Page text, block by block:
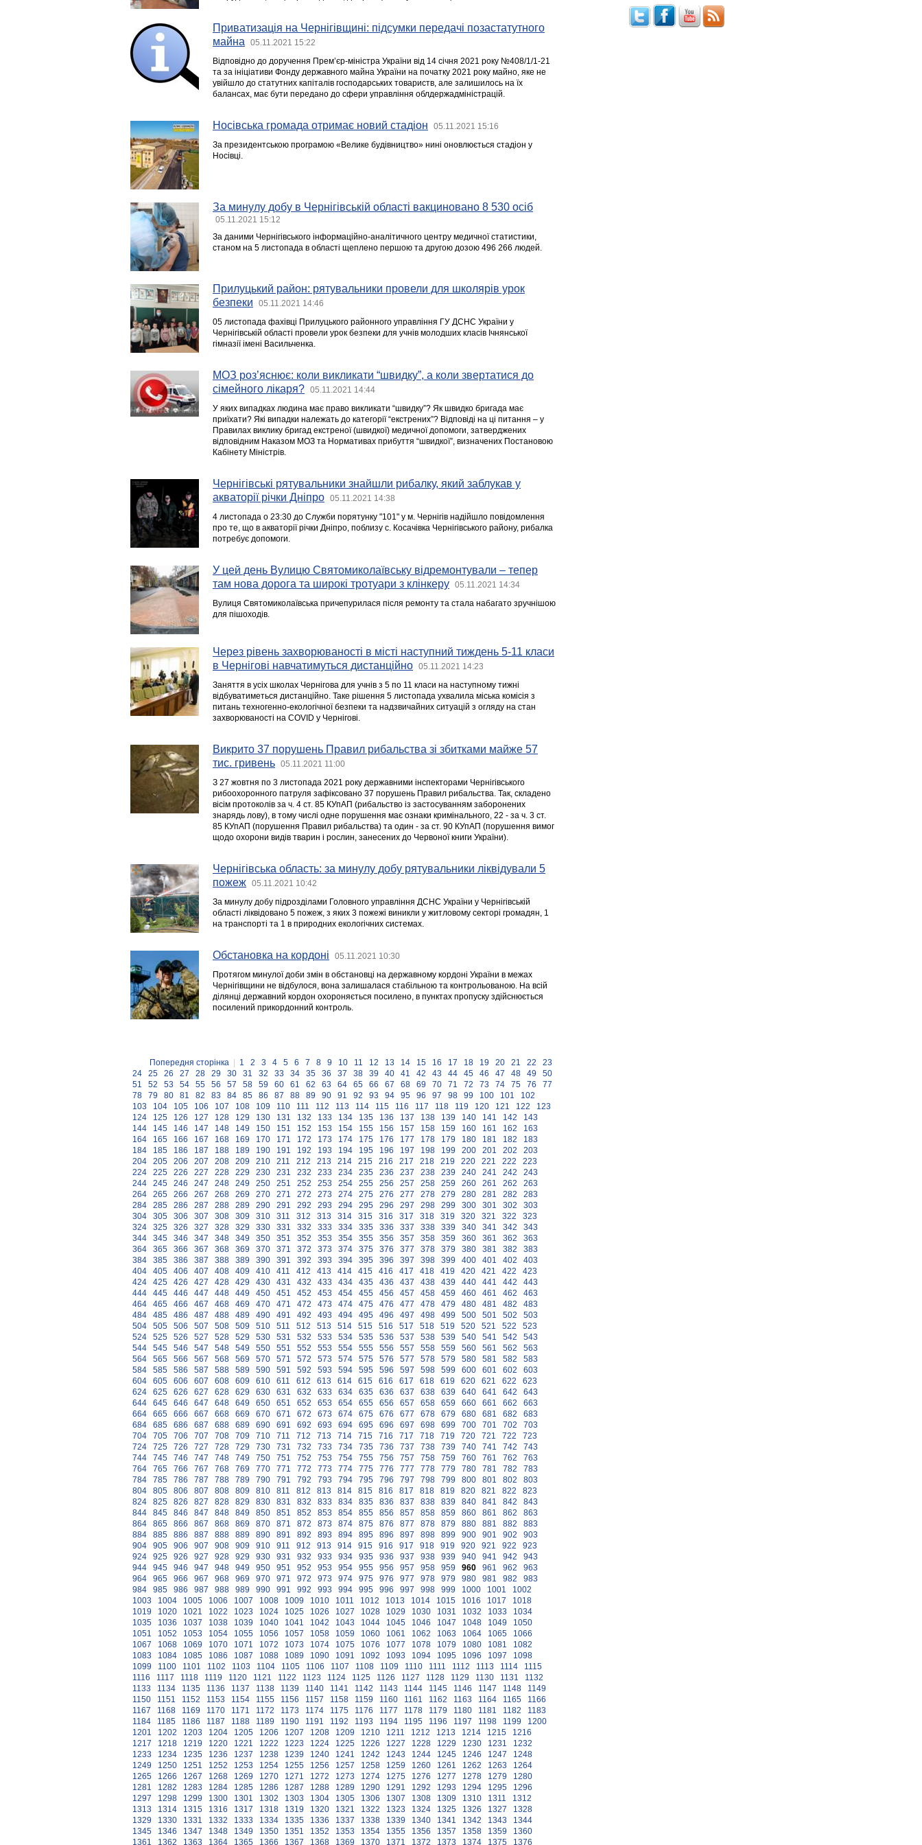
Приватизація на Чернігівщині: підсумки передачі позастатутного
майна
05.11.2021 15:22
Відповідно до доручення Прем’єр-міністра України від 14 січня 2021 року №408/1/1-21
та за ініціативи Фонду державного майна України на початку 2021 року майно, яке не
увійшло до статутних капіталів господарських товариств, але залишилось на їх
балансах, має бути передано до сфери управління облдержадміністрацій.
Носівська громада отримає новий стадіон 05.11.2021 15:16
За президентською програмою «Велике будівництво» нині оновлюється стадіон у
Носівці.
За минулу добу в Чернігівській області вакциновано 8 530 осіб
05.11.2021 15:12
За даними Чернігівського інформаційно-аналітичного центру медичної статистики,
станом на 5 листопада в області щеплено першою та другою дозою 496 266 людей.
Прилуцький район: рятувальники провели для школярів урок
безпеки
05.11.2021 14:46
05 листопада фахівці Прилуцького районного управління ГУ ДСНС України у
Чернігівській області провели урок безпеки для учнів молодших класів Ічнянської
гімназії імені Васильченка.
МОЗ роз’яснює: коли викликати “швидку”, а коли звертатися до
сімейного лікаря?
05.11.2021 14:44
У яких випадках людина має право викликати “швидку”? Як швидко бригада має
приїхати? Які випадки належать до категорії “екстрених”? Відповіді на ці питання – у
Правилах виклику бригад екстреної (швидкої) медичної допомоги, затверджених
відповідним Наказом МОЗ та Нормативах прибуття “швидкої”, визначених Постановою
Кабінету Міністрів.
Чернігівські рятувальники знайшли рибалку, який заблукав у
акваторії річки Дніпро
05.11.2021 14:38
4 листопада о 23:30 до Служби порятунку "101" у м. Чернігів надійшло повідомлення
про те, що в акваторії річки Дніпро, поблизу с. Косачівка Чернігівського району, рибалка
потребує допомоги.
У цей день Вулицю Святомиколаївську відремонтували – тепер
там нова дорога та широкі тротуари з клінкеру
05.11.2021 14:34
Вулиця Святомиколаївська причепурилася після ремонту та стала набагато зручнішою
для пішоходів.
Через рівень захворюваності в місті наступний тиждень 5-11 класи
в Чернігові навчатимуться дистанційно
05.11.2021 14:23
Заняття в усіх школах Чернігова для учнів з 5 по 11 класи на наступному тижні
відбуватиметься дистанційно. Таке рішення 5 листопада ухвалила міська комісія з
питань техногенно-екологічної безпеки та надзвичайних ситуацій з огляду на стан
захворюваності на COVID у Чернігові.
Викрито 37 порушень Правил рибальства зі збитками майже 57
тис. гривень
05.11.2021 11:00
З 27 жовтня по 3 листопада 2021 року державними інспекторами Чернігівського
рибоохоронного патруля зафіксовано 37 порушень Правил рибальства. Так, складено
вісім протоколів за ч. 4 ст. 85 КУпАП (рибальство із застосуванням заборонених
знарядь лову), в тому числі одне порушення має ознаки кримінального, 22 - за ч. 3 ст.
85 КУпАП (порушення Правил рибальства) та один - за ст. 90 КУпАП (порушення вимог
щодо охорони видів тварин і рослин, занесених до Червоної книги України).
Чернігівська область: за минулу добу рятувальники ліквідували 5
пожеж
05.11.2021 10:42
За минулу добу підрозділами Головного управління ДСНС України у Чернігівській
області ліквідовано 5 пожеж, з яких 3 пожежі виникли у житловому секторі громадян, 1
на транспорті та 1 в природних екологічних системах.
Обстановка на кордоні 05.11.2021 10:30
Протягом минулої доби змін в обстановці на державному кордоні України в межах
Чернігівщини не відбулося, вона залишалася стабільною та контрольованою. На всій
ділянці державний кордон охороняється посилено, в пунктах пропуску здійснюється
посилений прикордонний контроль.
Попередня сторінка 1 2 3 4 5 6 7 8 9 10 11 12 13 14 15 16 17 18 19 20 21 22
23
24
25 26 27 28 29 30 31 32 33 34 35 36 37 38 39 40 41 42 43 44 45 46 47 48 49
50
51
52 53 54 55 56 57 58 59 60 61 62 63 64 65 66 67 68 69 70 71 72 73 74 75 76
77
78
79 80 81 82 83 84 85 86 87 88 89 90 91 92 93 94 95 96 97 98 99 100 101
102
103
104 105 106 107 108 109 110 111 112 113 114 115 116 117 118 119 120 121 122
123
124
125 126 127 128 129 130 131 132 133 134 135 136 137 138 139 140 141 142
143
144
145 146 147 148 149 150 151 152 153 154 155 156 157 158 159 160 161 162
163
164
165 166 167 168 169 170 171 172 173 174 175 176 177 178 179 180 181 182
183
184
185 186 187 188 189 190 191 192 193 194 195 196 197 198 199 200 201 202
203
204
205 206 207 208 209 210 211 212 213 214 215 216 217 218 219 220 221 222
223
224
225 226 227 228 229 230 231 232 233 234 235 236 237 238 239 240 241 242
243
244
245 246 247 248 249 250 251 252 253 254 255 256 257 258 259 260 261 262
263
264
265 266 267 268 269 270 271 272 273 274 275 276 277 278 279 280 281 282
283
284
285 286 287 288 289 290 291 292 293 294 295 296 297 298 299 300 301 302
303
304
305 306 307 308 309 310 311 312 313 314 315 316 317 318 319 320 321 322
323
324
325 326 327 328 329 330 331 332 333 334 335 336 337 338 339 340 341 342
343
344
345 346 347 348 349 350 351 352 353 354 355 356 357 358 359 360 361 362
363
364
365 366 367 368 369 370 371 372 373 374 375 376 377 378 379 380 381 382
383
384
385 386 387 388 389 390 391 392 393 394 395 396 397 398 399 400 401 402
403
404
405 406 407 408 409 410 411 412 413 414 415 416 417 418 419 420 421 422
423
424
425 426 427 428 429 430 431 432 433 434 435 436 437 438 439 440 441 442
443
444
445 446 447 448 449 450 451 452 453 454 455 456 457 458 459 460 461 462
463
464
465 466 467 468 469 470 471 472 473 474 475 476 477 478 479 480 481 482
483
484
485 486 487 488 489 490 491 492 493 494 495 496 497 498 499 500 501 502
503
504
505 506 507 508 509 510 511 512 513 514 515 516 517 518 519 520 521 522
523
524
525 526 527 528 529 530 531 532 533 534 535 536 537 538 539 540 541 542
543
544
545 546 547 548 549 550 551 552 553 554 555 556 557 558 559 560 561 562
563
564
565 566 567 568 569 570 571 572 573 574 575 576 577 578 579 580 581 582
583
584
585 586 587 588 589 590 591 592 593 594 595 596 597 598 599 600 601 602
603
604
605 606 607 608 609 610 611 612 613 614 615 616 617 618 619 620 621 622
623
624
625 626 627 628 629 630 631 632 633 634 635 636 637 638 639 640 641 642
643
644
645 646 647 648 649 650 651 652 653 654 655 656 657 658 659 660 661 662
663
664
665 666 667 668 669 670 671 672 673 674 675 676 677 678 679 680 681 682
683
684
685 686 687 688 689 690 691 692 693 694 695 696 697 698 699 700 701 702
703
704
705 706 707 708 709 710 711 712 713 714 715 716 717 718 719 720 721 722
723
724
725 726 727 728 729 730 731 732 733 734 735 736 737 738 739 740 741 742
743
744
745 746 747 748 749 750 751 752 753 754 755 756 757 758 759 760 761 762
763
764
765 766 767 768 769 770 771 772 773 774 775 776 777 778 779 780 781 782
783
784
785 786 787 788 789 790 791 792 793 794 795 796 797 798 799 800 801 802
803
804
805 806 807 808 809 810 811 812 813 814 815 816 817 818 819 820 821 822
823
824
825 826 827 828 829 830 831 832 833 834 835 836 837 838 839 840 841 842
843
844
845 846 847 848 849 850 851 852 853 854 855 856 857 858 859 860 861 862
863
864
865 866 867 868 869 870 871 872 873 874 875 876 877 878 879 880 881 882
883
884
885 886 887 888 889 890 891 892 893 894 895 896 897 898 899 900 901 902
903
904
905 906 907 908 909 910 911 912 913 914 915 916 917 918 919 920 921 922
923
924
925 926 927 928 929 930 931 932 933 934 935 936 937 938 939 940 941 942
943
944
945 946 947 948 949 950 951 952 953 954 955 956 957 958 959 960 961 962
963
964
965 966 967 968 969 970 971 972 973 974 975 976 977 978 979 980 981 982
983
984
985 986 987 988 989 990 991 992 993 994 995 996 997 998 999 1000 1001
1002
1003
1004 1005 1006 1007 1008 1009 1010 1011 1012 1013 1014 1015 1016 1017
1018
1019
1020 1021 1022 1023 1024 1025 1026 1027 1028 1029 1030 1031 1032 1033
1034
1035
1036 1037 1038 1039 1040 1041 1042 1043 1044 1045 1046 1047 1048 1049
1050
1051
1052 1053 1054 1055 1056 1057 1058 1059 1060 1061 1062 1063 1064 1065
1066
1067
1068 1069 1070 1071 1072 1073 1074 1075 1076 1077 1078 1079 1080 1081
1082
1083
1084 1085 1086 1087 1088 1089 1090 1091 1092 1093 1094 1095 1096 1097
1098
1099
1100 1101 1102 1103 1104 1105 1106 1107 1108 1109 1110 1111 1112 1113 1114
1115
1116
1117 1118 1119 1120 1121 1122 1123 1124 1125 1126 1127 1128 1129 1130 1131
1132
1133
1134 1135 1136 1137 1138 1139 1140 1141 1142 1143 1144 1145 1146 1147 1148
1149
1150
1151 1152 1153 1154 1155 1156 1157 1158 1159 1160 1161 1162 1163 1164 1165
1166
1167
1168 1169 1170 1171 1172 1173 1174 1175 1176 1177 1178 1179 1180 1181 1182
1183
1184
1185 1186 1187 1188 1189 1190 1191 1192 1193 1194 1195 1196 1197 1198 1199
1200
1201
1202 1203 1204 1205 1206 1207 1208 1209 1210 1211 1212 1213 1214 1215
1216
1217
1218 1219 1220 1221 1222 1223 1224 1225 1226 1227 1228 1229 1230 1231
1232
1233
1234 1235 1236 1237 1238 1239 1240 1241 1242 1243 1244 1245 1246 1247
1248
1249
1250 1251 1252 1253 1254 1255 1256 1257 1258 1259 1260 1261 1262 1263
1264
1265
1266 1267 1268 1269 1270 1271 1272 1273 1274 1275 1276 1277 1278 1279
1280
1281
1282 1283 1284 1285 1286 1287 1288 1289 1290 1291 1292 1293 1294 1295
1296
1297
1298 1299 1300 1301 1302 1303 1304 1305 1306 1307 1308 1309 1310 1311
1312
1313
1314 1315 1316 1317 1318 1319 1320 1321 1322 1323 1324 1325 1326 1327
1328
1329
1330 1331 1332 1333 1334 1335 1336 1337 1338 1339 1340 1341 1342 1343
1344
1345
1346 1347 1348 1349 1350 1351 1352 1353 1354 1355 1356 1357 1358 1359
1360
1361
1362 1363 1364 1365 1366 1367 1368 1369 1370 1371 1372 1373 1374 1375 1376